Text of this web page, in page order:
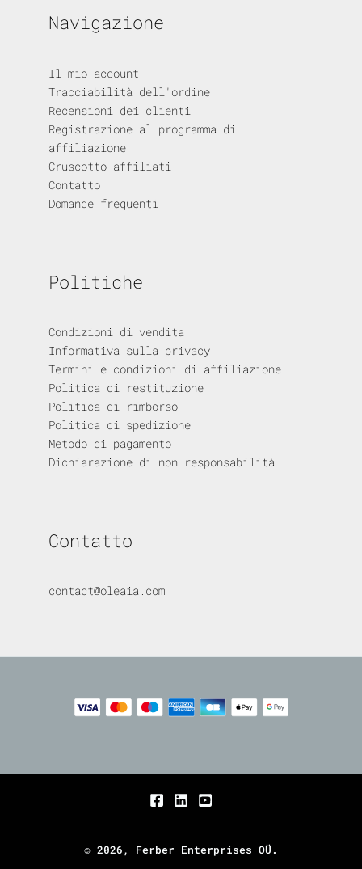
Navigazione
Il mio account
Tracciabilità dell'ordine
Recensioni dei clienti
Registrazione al programma di
affiliazione
Cruscotto affiliati
Contatto
Domande frequenti
Politiche
Condizioni di vendita
Informativa sulla privacy
Termini e condizioni di affiliazione
Politica di restituzione
Politica di rimborso
Politica di spedizione
Metodo di pagamento
Dichiarazione di non responsabilità
Contatto
contact@oleaia.com
© 2026, Ferber Enterprises OÜ.